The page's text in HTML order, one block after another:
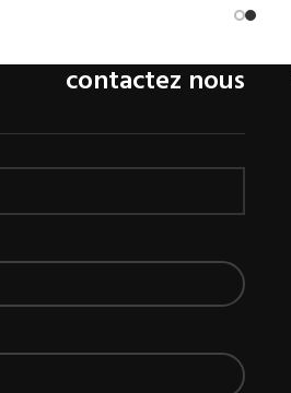
contactez nous